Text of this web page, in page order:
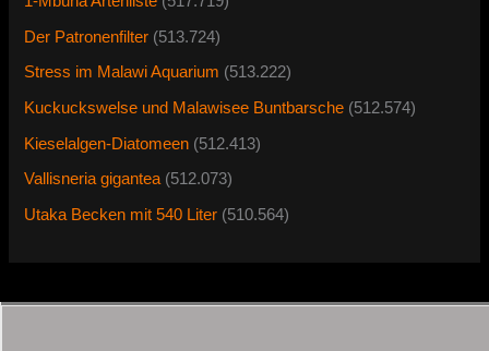
Der Patronenfilter (513.724)
Stress im Malawi Aquarium (513.222)
Kuckuckswelse und Malawisee Buntbarsche (512.574)
Kieselalgen-Diatomeen (512.413)
Vallisneria gigantea (512.073)
Utaka Becken mit 540 Liter (510.564)